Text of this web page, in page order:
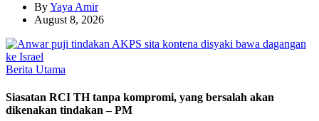
ByYaya Amir
August 8, 2026
Berita Utama
Siasatan RCI TH tanpa kompromi, yang bersalah akan
dikenakan tindakan – PM